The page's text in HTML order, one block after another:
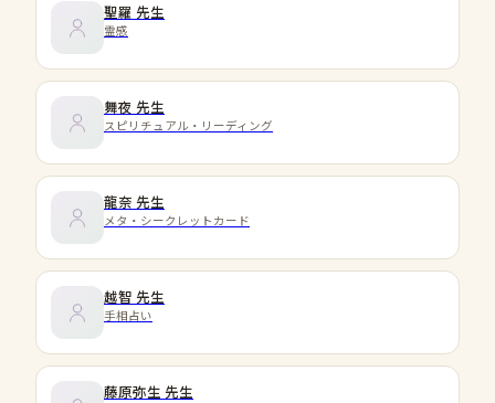
聖羅 先生
霊感
舞夜 先生
スピリチュアル・リーディング
龍奈 先生
メタ・シークレットカード
越智 先生
手相占い
藤原弥生 先生